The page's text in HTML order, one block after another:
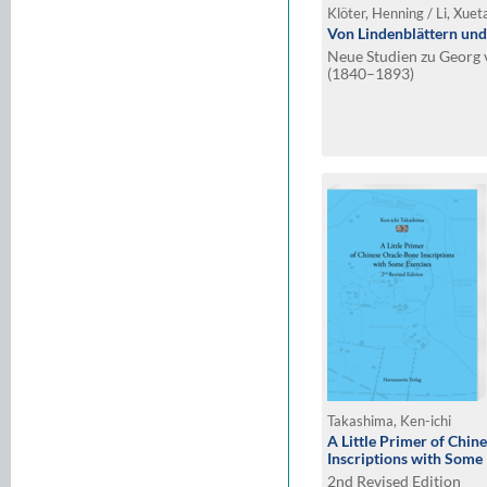
Klöter, Henning / Li,
Von Lindenblättern
Neue Studien zu
(1840–1893)
Takashima, Ken-ichi
A Little Primer of
Inscriptions with Some
2nd Revised Edition